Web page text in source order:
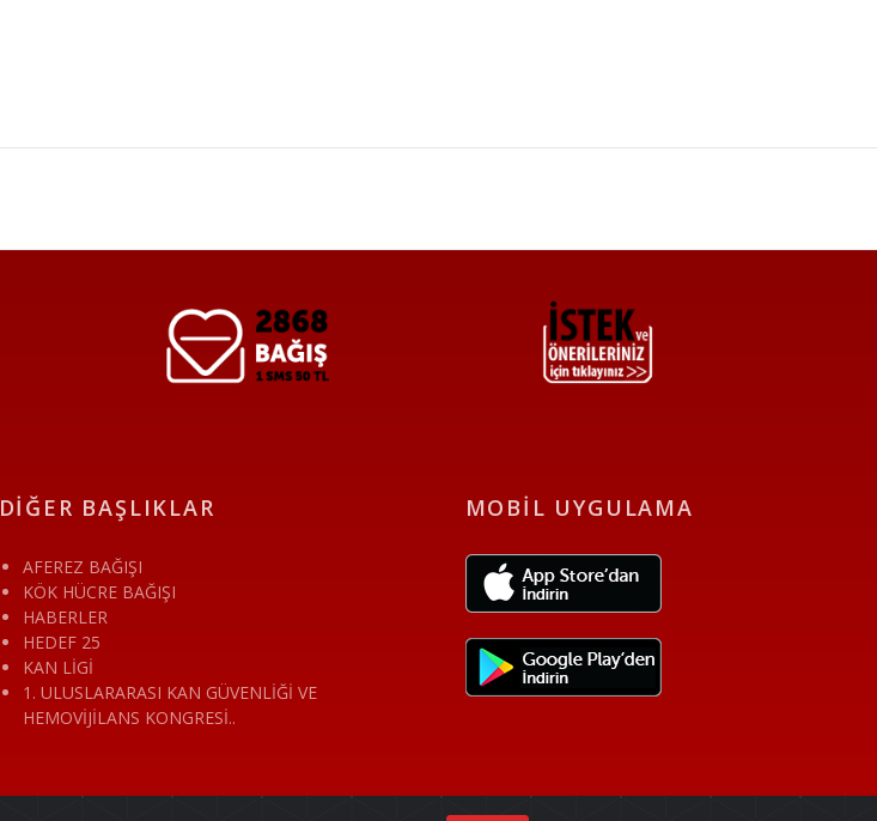
DİĞER BAŞLIKLAR
AFEREZ BAĞIŞI
KÖK HÜCRE BAĞIŞI
HABERLER
HEDEF 25
KAN LİGİ
1. ULUSLARARASI KAN GÜVENLİĞİ VE
HEMOVİJİLANS KONGRESİ..
MOBİL UYGULAMA